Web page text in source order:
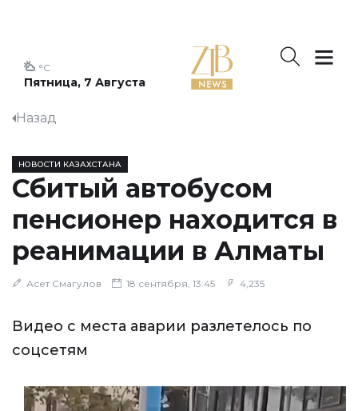
Пятница, 7 Августа
°C
Назад
НОВОСТИ КАЗАХСТАНА
Сбитый автобусом
пенсионер находится в
реанимации в Алматы
Асет Смагулов 18 сентября, 13:45 4,235
Видео с места аварии разлетелось по
соцсетям